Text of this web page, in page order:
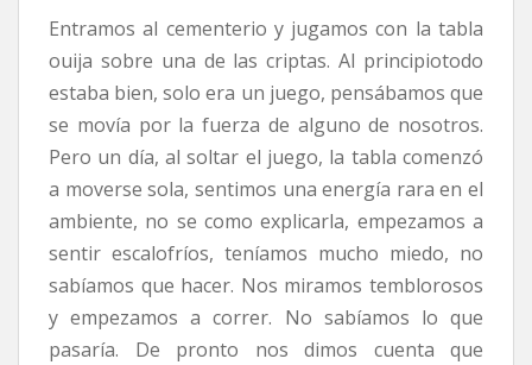
Entramos al cementerio y jugamos con la tabla
ouija sobre una de las criptas. Al principiotodo
estaba bien, solo era un juego, pensábamos que
se movía por la fuerza de alguno de nosotros.
Pero un día, al soltar el juego, la tabla comenzó
a moverse sola, sentimos una energía rara en el
ambiente, no se como explicarla, empezamos a
sentir escalofríos, teníamos mucho miedo, no
sabíamos que hacer. Nos miramos temblorosos
y empezamos a correr. No sabíamos lo que
pasaría. De pronto nos dimos cuenta que